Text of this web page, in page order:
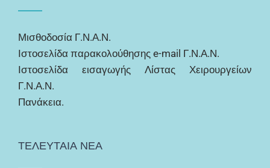
Μισθοδοσία Γ.Ν.Α.Ν.
Ιστοσελίδα παρακολούθησης e-mail Γ.Ν.Α.Ν.
Ιστοσελίδα εισαγωγής Λίστας Χειρουργείων
Γ.Ν.Α.Ν.
Πανάκεια.
ΤΕΛΕΥΤΑΙΑ ΝΕΑ